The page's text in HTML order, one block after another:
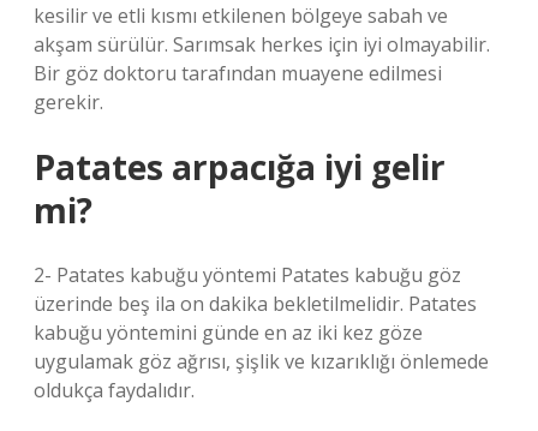
kesilir ve etli kısmı etkilenen bölgeye sabah ve
akşam sürülür. Sarımsak herkes için iyi olmayabilir.
Bir göz doktoru tarafından muayene edilmesi
gerekir.
Patates arpacığa iyi gelir
mi?
2- Patates kabuğu yöntemi Patates kabuğu göz
üzerinde beş ila on dakika bekletilmelidir. Patates
kabuğu yöntemini günde en az iki kez göze
uygulamak göz ağrısı, şişlik ve kızarıklığı önlemede
oldukça faydalıdır.